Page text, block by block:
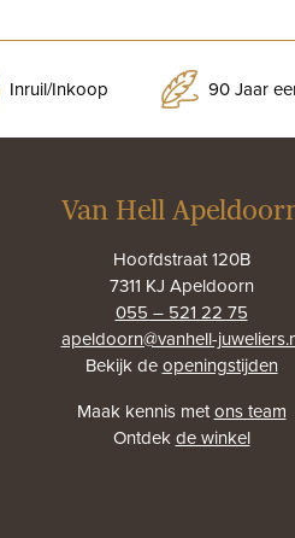
Inruil/Inkoop 90 Jaar
Van Hell
Hoofdstraat 120B
7311 KJ Apeldoorn
055 – 521 22 75
apeldoorn@vanhell-
Bekijk deopeningstijden
Maak kennis metons team
Ontdekde winkel